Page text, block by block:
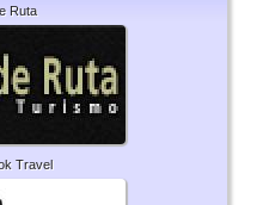
Ruta
Travel